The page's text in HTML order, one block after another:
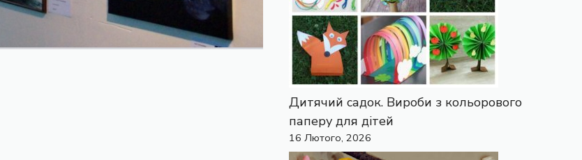
Дитячий садок. Вироби з кольорового
паперу для дітей
16 Лютого, 2026